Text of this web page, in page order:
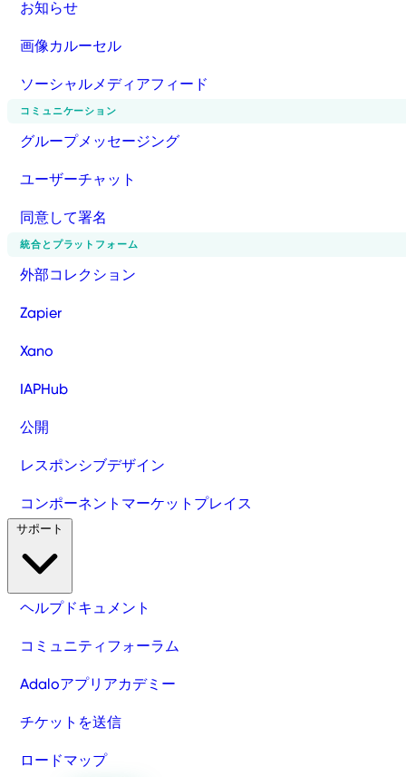
お知らせ
画像カルーセル
ソーシャルメディアフィード
コミュニケーション
グループメッセージング
ユーザーチャット
同意して署名
統合とプラットフォーム
外部コレクション
Zapier
Xano
IAPHub
公開
レスポンシブデザイン
コンポーネントマーケットプレイス
ヘルプドキュメント
コミュニティフォーラム
Adaloアプリアカデミー
チケットを送信
ロードマップ